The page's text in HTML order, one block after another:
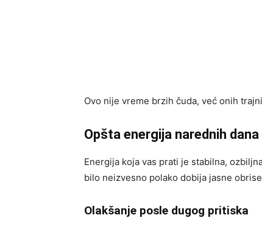
Ovo nije vreme brzih čuda, već onih
Opšta energija narednih
Energija koja vas prati je stabilna,
bilo neizvesno polako dobija jasne
Olakšanje posle dugog pritiska